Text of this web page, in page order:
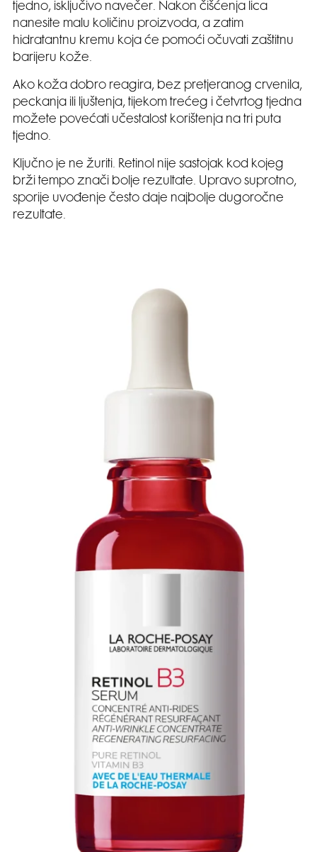
tjedno, isključivo navečer. Nakon čišćenja lica
nanesite malu količinu proizvoda, a zatim
hidratantnu kremu koja će pomoći očuvati zaštitnu
barijeru kože.
Ako koža dobro reagira, bez pretjeranog crvenila,
peckanja ili ljuštenja, tijekom trećeg i četvrtog tjedna
možete povećati učestalost korištenja na tri puta
tjedno.
Ključno je ne žuriti. Retinol nije sastojak kod kojeg
brži tempo znači bolje rezultate. Upravo suprotno,
sporije uvođenje često daje najbolje dugoročne
rezultate.